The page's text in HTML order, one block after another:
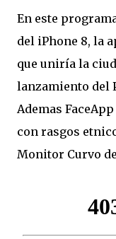
En este
del iPhone 8, la
que uniría la
lanzamiento del
Ademas
con rasgos
Monitor Curvo